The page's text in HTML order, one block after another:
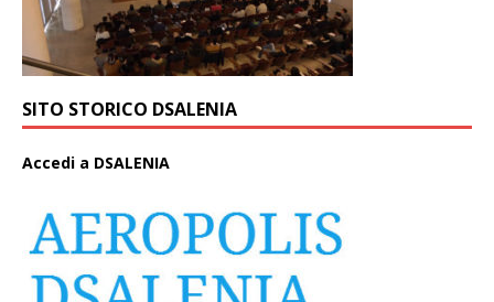
SITO STORICO DSALENIA
Accedi a DSALENIA